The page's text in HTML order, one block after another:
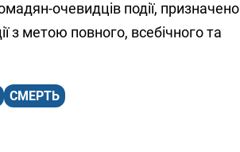
очевидців події, призначено
з метою повного, всебічного та
СМЕРТЬ